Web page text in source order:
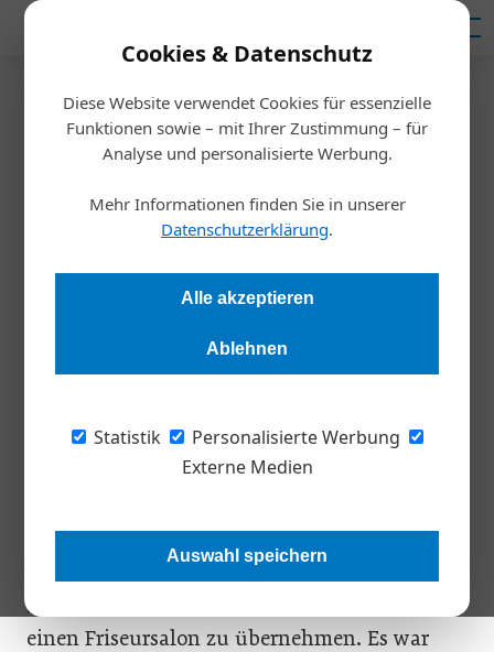
Cookies & Datenschutz
Diese Website verwendet Cookies für essenzielle
Funktionen sowie – mit Ihrer Zustimmung – für
Analyse und personalisierte Werbung.
Mehr Informationen finden Sie in unserer
Datenschutzerklärung.
Alle akzeptieren
Ablehnen
Statistik
Personalisierte Werbung
Externe Medien
Auswahl speichern
Startseite/Nachhaltigkeit
soziokratische Führung
Der ­Naturfriseur
23.03.2022, 14:29 Uhr
die Zukunft – behütet von einer soziokratischen
Firmenführung und den „Feen der Philosophie“.
„Ich wäre sofort wieder umgekehrt, wenn ich
mich nicht vor Eltern und Freunden geniert
mit 24 Jahren als frisch gekürter
Friseurmeister von der Steiermark nach
Ernstbrunn im Weinviertel gegangen ist, um
einen Friseursalon zu übernehmen. Es war